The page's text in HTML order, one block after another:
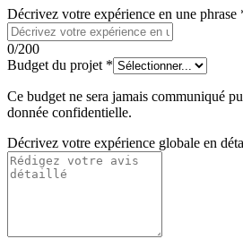
Décrivez votre expérience en une phrase
0/200
Budget du projet *
Ce budget ne sera jamais communiqué
donnée confidentielle.
Décrivez votre expérience globale en